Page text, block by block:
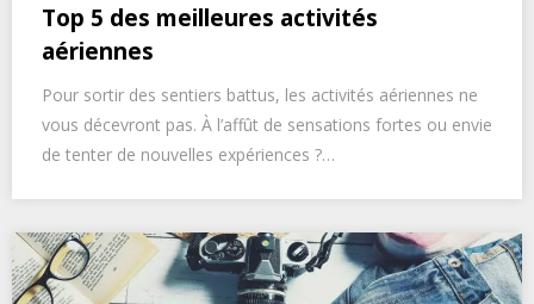
Top 5 des meilleures activités
aériennes
Pour sortir des sentiers battus, les activités aériennes ne
vous décevront pas. À l’affût de sensations fortes ou envie
de tenter de nouvelles expériences ?…